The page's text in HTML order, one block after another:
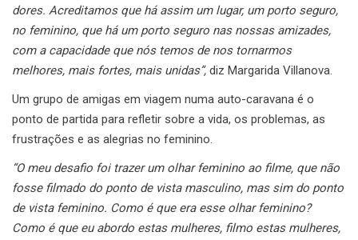
dores. Acreditamos que há assim um lugar, um porto seguro,
no feminino, que há um porto seguro nas nossas amizades,
com a capacidade que nós temos de nos tornarmos
melhores, mais fortes, mais unidas”, diz Margarida Villanova.
Um grupo de amigas em viagem numa auto-caravana é o
ponto de partida para refletir sobre a vida, os problemas, as
frustrações e as alegrias no feminino.
“O meu desafio foi trazer um olhar feminino ao filme, que não
fosse filmado do ponto de vista masculino, mas sim do ponto
de vista feminino. Como é que era esse olhar feminino?
Como é que eu abordo estas mulheres, filmo estas mulheres,